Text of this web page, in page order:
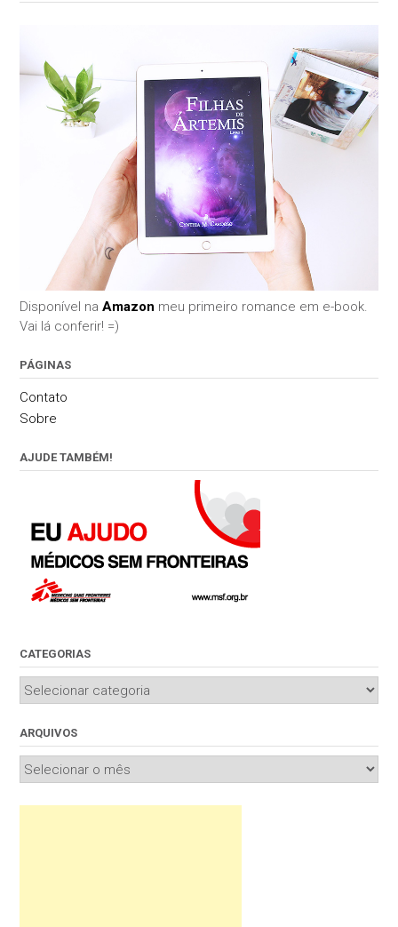
Disponível na Amazon meu primeiro romance em e-book.
Vai lá conferir! =)
PÁGINAS
Contato
Sobre
AJUDE TAMBÉM!
CATEGORIAS
Categorias
ARQUIVOS
Arquivos